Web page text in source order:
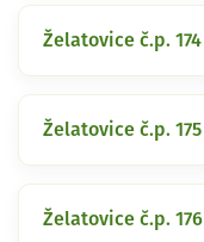
Želatovice č.p. 174
Želatovice č.p. 175
Želatovice č.p. 176